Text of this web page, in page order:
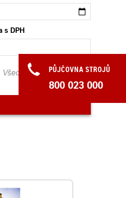
PŮJČOVNA STROJŮ
800 023 000
s DPH
pásová